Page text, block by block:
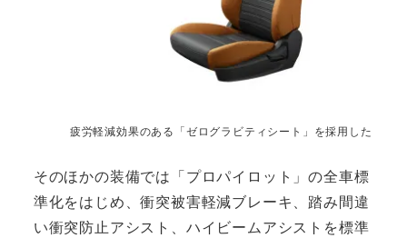
疲労軽減効果のある「ゼログラビティシート」を採用した
そのほかの装備では「プロパイロット」の全車標
準化をはじめ、衝突被害軽減ブレーキ、踏み間違
い衝突防止アシスト、ハイビームアシストを標準